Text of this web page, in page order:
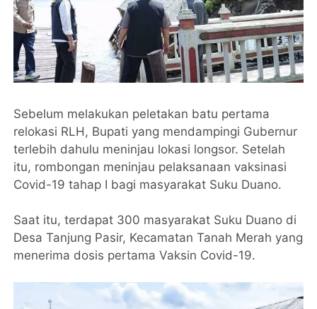
Sebelum melakukan peletakan batu pertama
relokasi RLH, Bupati yang mendampingi Gubernur
terlebih dahulu meninjau lokasi longsor. Setelah
itu, rombongan meninjau pelaksanaan vaksinasi
Covid-19 tahap I bagi masyarakat Suku Duano.
Saat itu, terdapat 300 masyarakat Suku Duano di
Desa Tanjung Pasir, Kecamatan Tanah Merah yang
menerima dosis pertama Vaksin Covid-19.